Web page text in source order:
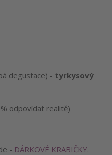
degustace) - tyrkysový
odpovídat realitě)
- DÁRKOVÉ KRABIČKY.